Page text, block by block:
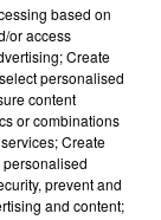
based on
or access
Create
personalised
content
or combinations
Create
prevent and
and content;